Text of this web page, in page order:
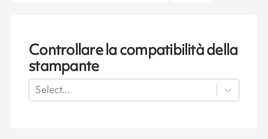
Controllare la compatibilità della
stampante
Select...